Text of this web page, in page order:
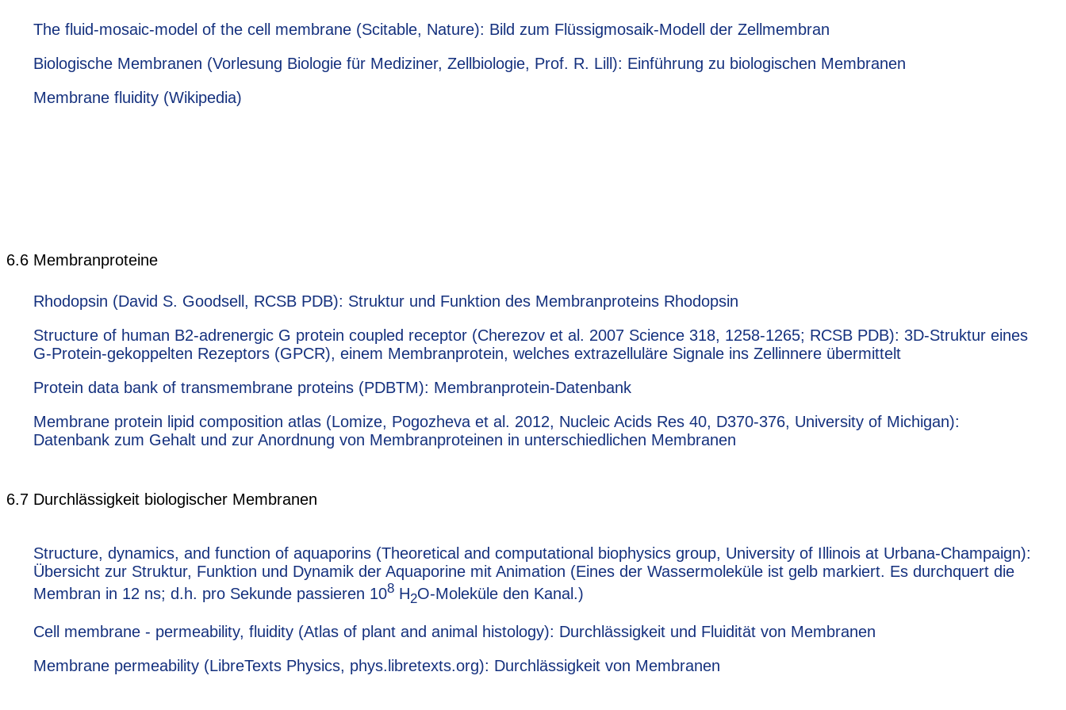
The fluid-mosaic-model of the cell membrane (Scitable, Nature): Bild zum Flüssigmosaik-Modell der Zellmembran
Biologische Membranen (Vorlesung Biologie für Mediziner, Zellbiologie, Prof. R. Lill): Einführung zu biologischen Membranen
Membrane fluidity (Wikipedia)
6.6 Membranproteine
Rhodopsin (David S. Goodsell, RCSB PDB): Struktur und Funktion des Membranproteins Rhodopsin
Structure of human B2-adrenergic G protein coupled receptor (Cherezov et al. 2007 Science 318, 1258-1265; RCSB PDB): 3D-Struktur eines
G-Protein-gekoppelten Rezeptors (GPCR), einem Membranprotein, welches extrazelluläre Signale ins Zellinnere übermittelt
Protein data bank of transmembrane proteins (PDBTM): Membranprotein-Datenbank
Membrane protein lipid composition atlas (Lomize, Pogozheva et al. 2012, Nucleic Acids Res 40, D370-376, University of Michigan):
Datenbank zum Gehalt und zur Anordnung von Membranproteinen in unterschiedlichen Membranen
6.7 Durchlässigkeit biologischer Membranen
Structure, dynamics, and function of aquaporins (Theoretical and computational biophysics group, University of Illinois at Urbana-Champaign):
Übersicht zur Struktur, Funktion und Dynamik der Aquaporine mit Animation (Eines der Wassermoleküle ist gelb markiert. Es durchquert die
Membran in 12 ns; d.h. pro Sekunde passieren 108 H2O-Moleküle den Kanal.)
Cell membrane - permeability, fluidity (Atlas of plant and animal histology): Durchlässigkeit und Fluidität von Membranen
Membrane permeability (LibreTexts Physics, phys.libretexts.org): Durchlässigkeit von Membranen